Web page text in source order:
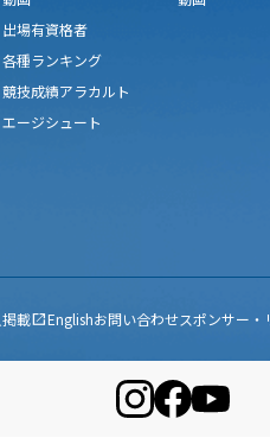
出場有資格者
各種ランキング
競技成績アラカルト
エージシュート
載open_in_newEnglishお問い合わせスポンサー・